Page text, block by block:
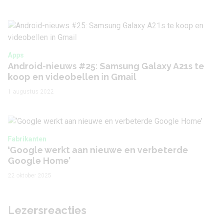
Apps
Android-nieuws #25: Samsung Galaxy A21s te
koop en videobellen in Gmail
Fabrikanten
‘Google werkt aan nieuwe en verbeterde
Google Home’
Lezersreacties